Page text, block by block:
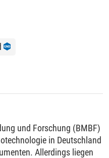
und Forschung (BMBF)
in Deutschland
Allerdings liegen